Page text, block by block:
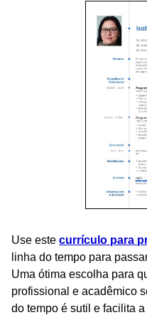
Use este currículo para
linha do tempo para
Uma ótima escolha para
profissional e acadêmico
do tempo é sutil e facilita